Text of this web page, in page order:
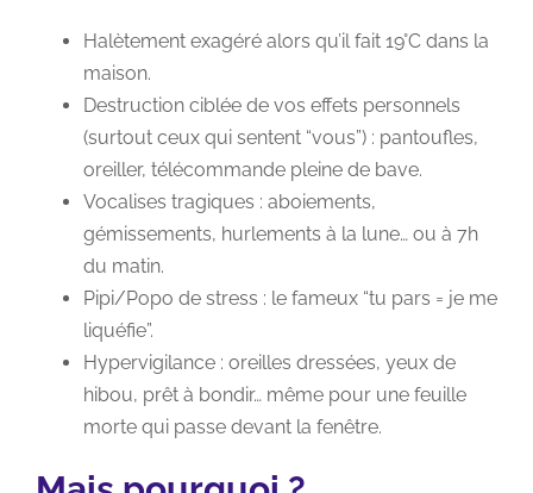
Halètement exagéré alors qu’il fait 19°C dans la
maison.
Destruction ciblée de vos effets personnels
(surtout ceux qui sentent “vous”) : pantoufles,
oreiller, télécommande pleine de bave.
Vocalises tragiques : aboiements,
gémissements, hurlements à la lune… ou à 7h
du matin.
Pipi/Popo de stress : le fameux “tu pars = je me
liquéfie”.
Hypervigilance : oreilles dressées, yeux de
hibou, prêt à bondir… même pour une feuille
morte qui passe devant la fenêtre.